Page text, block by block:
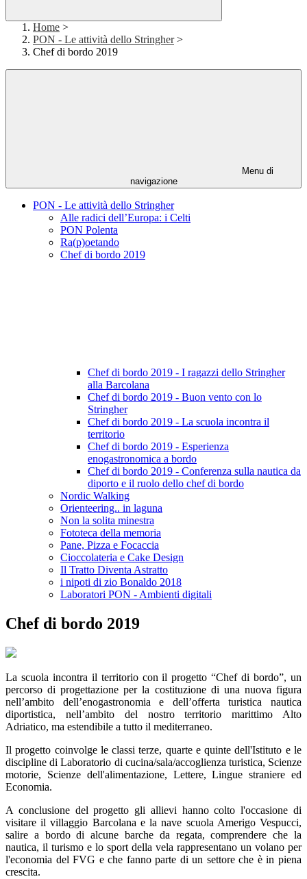
Home >
PON - Le attività dello Stringher >
Chef di bordo 2019
Menu di
navigazione
PON - Le attività dello Stringher
Alle radici dell’Europa: i Celti
PON Polenta
Ra(p)oetando
Chef di bordo 2019
Chef di bordo 2019 - I ragazzi dello Stringher
alla Barcolana
Chef di bordo 2019 - Buon vento con lo
Stringher
Chef di bordo 2019 - La scuola incontra il
territorio
Chef di bordo 2019 - Esperienza
enogastronomica a bordo
Chef di bordo 2019 - Conferenza sulla nautica da
diporto e il ruolo dello chef di bordo
Nordic Walking
Orienteering.. in laguna
Non la solita minestra
Fototeca della memoria
Pane, Pizza e Focaccia
Cioccolateria e Cake Design
Il Tratto Diventa Astratto
i nipoti di zio Bonaldo 2018
Laboratori PON - Ambienti digitali
Chef di bordo 2019
La scuola incontra il territorio con il progetto “Chef di bordo”, un
percorso di progettazione per la costituzione di una nuova figura
nell’ambito dell’enogastronomia e dell’offerta turistica nautica
diportistica, nell’ambito del nostro territorio marittimo Alto
Adriatico, ma estendibile a tutto il mediterraneo.
Il progetto coinvolge le classi terze, quarte e quinte dell'Istituto e le
discipline di Laboratorio di cucina/sala/accoglienza turistica, Scienze
motorie, Scienze dell'alimentazione, Lettere, Lingue straniere ed
Economia.
A conclusione del progetto gli allievi hanno colto l'occasione di
visitare il villaggio Barcolana e la nave scuola Amerigo Vespucci,
salire a bordo di alcune barche da regata, comprendere che la
nautica, il turismo e lo sport della vela rappresentano un volano per
l'economia del FVG e che fanno parte di un settore che è in piena
crescita.